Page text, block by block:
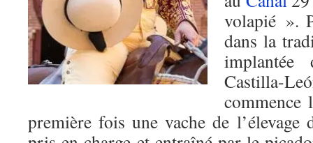
volapié ».
dans la
Castilla-
commence
première fois une vache de